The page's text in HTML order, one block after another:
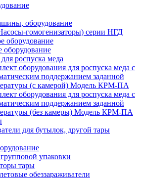
оборудование
гомогенизаторы) серии НГД
оборудование
оборудование
роспуска меда
оборудования для роспуска меда с
поддержанием заданной
(с камерой) Модель КРМ-ПА
оборудования для роспуска меда с
поддержанием заданной
(без камеры) Модель КРМ-ПА
для бутылок, другой тары
упаковки
тары
обеззараживатели